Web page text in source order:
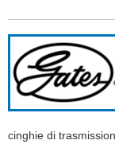
cinghie di